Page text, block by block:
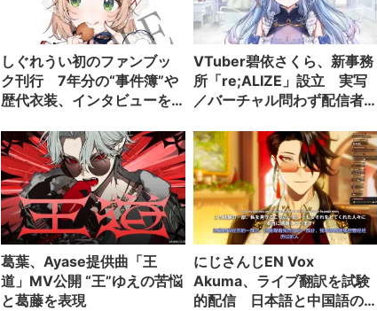
しぐれうい初のファンブッ
ク刊行 7年分の“事件簿”や
歴代衣装、インタビューを
VTuber碧依さくら、新事務
所「re;ALIZE」設立 実写
／バーチャル問わず配信者
葛葉、Ayase提供曲「王
道」MV公開 “王”ゆえの苦悩
と葛藤を表現
にじさんじEN Vox
Akuma、ライブ翻訳を試験
的配信 日本語と中国語の